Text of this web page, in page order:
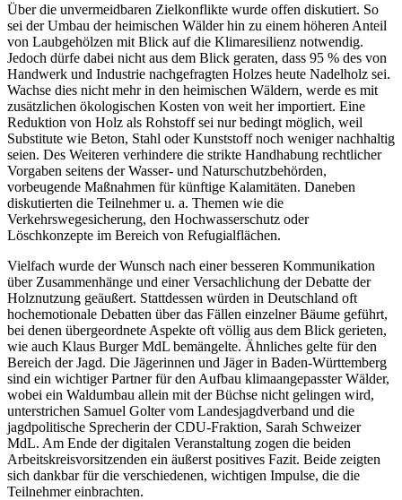
Über die unvermeidbaren Zielkonflikte wurde offen diskutiert. So
sei der Umbau der heimischen Wälder hin zu einem höheren Anteil
von Laubgehölzen mit Blick auf die Klimaresilienz notwendig.
Jedoch dürfe dabei nicht aus dem Blick geraten, dass 95 % des von
Handwerk und Industrie nachgefragten Holzes heute Nadelholz sei.
Wachse dies nicht mehr in den heimischen Wäldern, werde es mit
zusätzlichen ökologischen Kosten von weit her importiert. Eine
Reduktion von Holz als Rohstoff sei nur bedingt möglich, weil
Substitute wie Beton, Stahl oder Kunststoff noch weniger nachhaltig
seien. Des Weiteren verhindere die strikte Handhabung rechtlicher
Vorgaben seitens der Wasser- und Naturschutzbehörden,
vorbeugende Maßnahmen für künftige Kalamitäten. Daneben
diskutierten die Teilnehmer u. a. Themen wie die
Verkehrswegesicherung, den Hochwasserschutz oder
Löschkonzepte im Bereich von Refugialflächen.
Vielfach wurde der Wunsch nach einer besseren Kommunikation
über Zusammenhänge und einer Versachlichung der Debatte der
Holznutzung geäußert. Stattdessen würden in Deutschland oft
hochemotionale Debatten über das Fällen einzelner Bäume geführt,
bei denen übergeordnete Aspekte oft völlig aus dem Blick gerieten,
wie auch Klaus Burger MdL bemängelte. Ähnliches gelte für den
Bereich der Jagd. Die Jägerinnen und Jäger in Baden-Württemberg
sind ein wichtiger Partner für den Aufbau klimaangepasster Wälder,
wobei ein Waldumbau allein mit der Büchse nicht gelingen wird,
unterstrichen Samuel Golter vom Landesjagdverband und die
jagdpolitische Sprecherin der CDU-Fraktion, Sarah Schweizer
MdL. Am Ende der digitalen Veranstaltung zogen die beiden
Arbeitskreisvorsitzenden ein äußerst positives Fazit. Beide zeigten
sich dankbar für die verschiedenen, wichtigen Impulse, die die
Teilnehmer einbrachten.